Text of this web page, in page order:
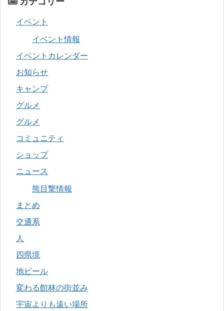
イベント
イベント情報
イベントカレンダー
お知らせ
キャンプ
グルメ
グルメ
コミュニティ
ショップ
ニュース
熊目撃情報
まとめ
交通系
人
四県境
地ビール
変わる館林の街並み
宇宙よりも遠い場所